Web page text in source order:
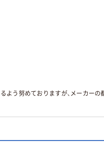
う努めておりますが、メーカー